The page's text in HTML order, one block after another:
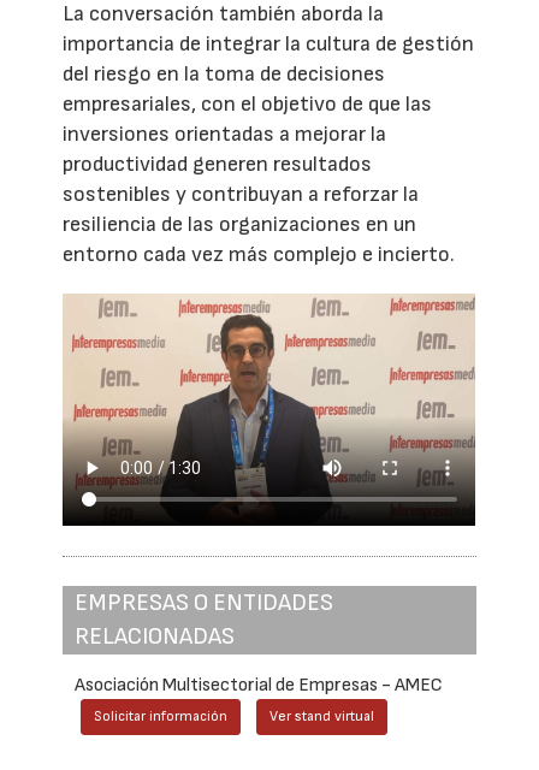
La conversación también aborda la
importancia de integrar la cultura de gestión
del riesgo en la toma de decisiones
empresariales, con el objetivo de que las
inversiones orientadas a mejorar la
productividad generen resultados
sostenibles y contribuyan a reforzar la
resiliencia de las organizaciones en un
entorno cada vez más complejo e incierto.
EMPRESAS O ENTIDADES
RELACIONADAS
Asociación Multisectorial de Empresas - AMEC
Solicitar información Ver stand virtual